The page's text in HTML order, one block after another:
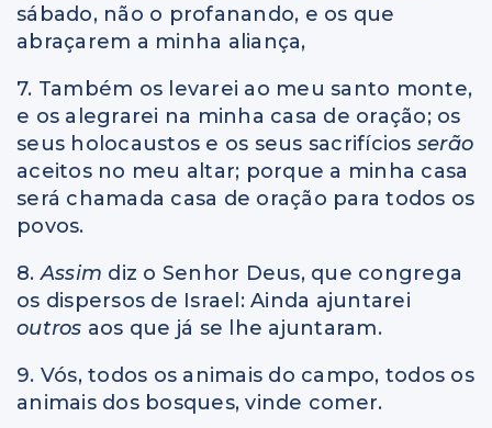
sábado, não o profanando, e os que
abraçarem a minha aliança,
7. Também os levarei ao meu santo monte,
e os alegrarei na minha casa de oração; os
seus holocaustos e os seus sacrifícios serão
aceitos no meu altar; porque a minha casa
será chamada casa de oração para todos os
povos.
8.Assim diz o Senhor Deus, que congrega
os dispersos de Israel: Ainda ajuntarei
outros aos que já se lhe ajuntaram.
9. Vós, todos os animais do campo, todos os
animais dos bosques, vinde comer.